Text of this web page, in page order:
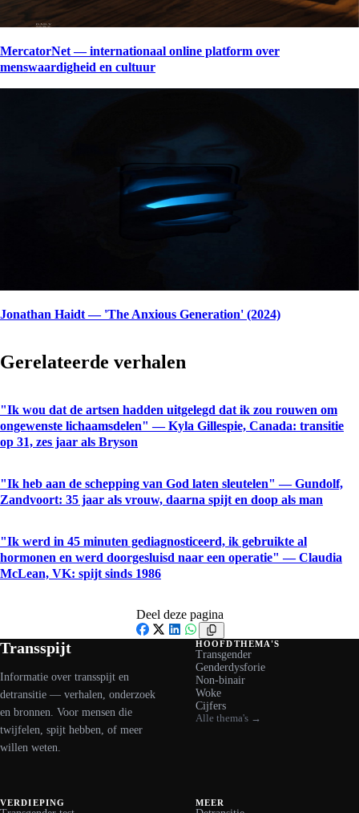
MercatorNet — internationaal online platform over
menswaardigheid en cultuur
Jonathan Haidt — 'The Anxious Generation' (2024)
Gerelateerde verhalen
"Ik wou dat de artsen hadden uitgelegd dat ik zou rouwen om
ongewenste lichaamsdelen" — Kyla Gillespie, Canada: transitie
op 31, zes jaar als Bryson
"Ik heb aan de schepping van God laten sleutelen" — Gundolf,
Zandvoort: 35 jaar als vrouw, daarna spijt en doop als man
"Ik werd in 45 minuten gediagnosticeerd, ik gebruikte al
hormonen en werd doorgesluisd naar een operatie" — Claudia
McLean, VK: spijt sinds 1986
Deel deze pagina
Facebook
X LinkedIn
WhatsApp
Transspijt
Informatie over transspijt en
detransitie — verhalen, onderzoek
en bronnen. Voor mensen die
twijfelen, spijt hebben, of meer
willen weten.
HOOFDTHEMA'S
Transgender
Genderdysforie
Non-binair
Woke
Cijfers
Alle thema's →
VERDIEPING MEER